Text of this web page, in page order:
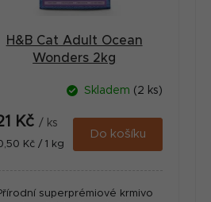
H&B Cat Adult Ocean
Wonders 2kg
Skladem (2 ks)
Kč / ks
Kč / 1 kg
Do košíku
superprémiové krmivo